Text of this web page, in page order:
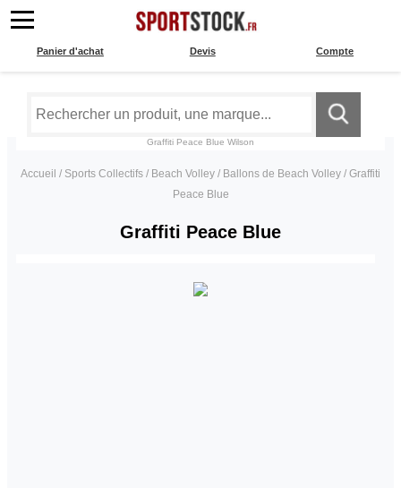
Compte
Devis
Panier d'achat
Graffiti Peace Blue Wilson
Accueil / Sports Collectifs / Beach Volley / Ballons de Beach Volley / Graffiti
Peace Blue
Graffiti Peace Blue